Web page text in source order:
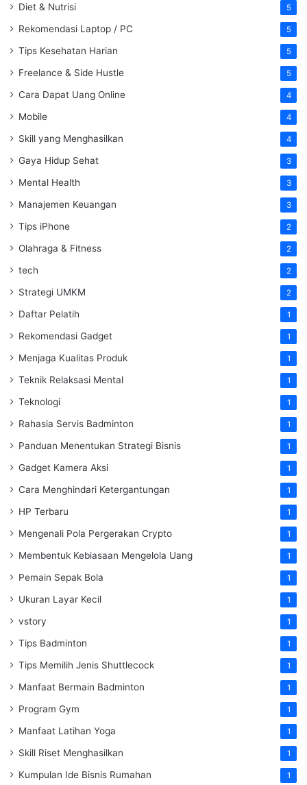
Diet & Nutrisi 5
Rekomendasi Laptop / PC 5
Tips Kesehatan Harian 5
Freelance & Side Hustle 5
Cara Dapat Uang Online 4
Mobile 4
Skill yang Menghasilkan 4
Gaya Hidup Sehat 3
Mental Health 3
Manajemen Keuangan 3
Tips iPhone 2
Olahraga & Fitness 2
tech 2
Strategi UMKM 2
Daftar Pelatih 1
Rekomendasi Gadget 1
Menjaga Kualitas Produk 1
Teknik Relaksasi Mental 1
Teknologi 1
Rahasia Servis Badminton 1
Panduan Menentukan Strategi Bisnis 1
Gadget Kamera Aksi 1
Cara Menghindari Ketergantungan 1
HP Terbaru 1
Mengenali Pola Pergerakan Crypto 1
Membentuk Kebiasaan Mengelola Uang 1
Pemain Sepak Bola 1
Ukuran Layar Kecil 1
vstory 1
Tips Badminton 1
Tips Memilih Jenis Shuttlecock 1
Manfaat Bermain Badminton 1
Program Gym 1
Manfaat Latihan Yoga 1
Skill Riset Menghasilkan 1
Kumpulan Ide Bisnis Rumahan 1